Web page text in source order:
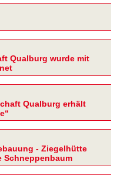
Qualburg wurde mit
Qualburg erhält
- Ziegelhütte
Schneppenbaum